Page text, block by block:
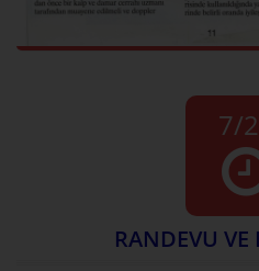
7/
RANDEVU VE